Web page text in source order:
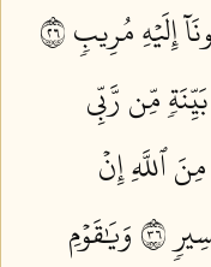
إِلَيۡهِ مُرِيبٖ ٦٢
مِّن رَّبِّي
ٱللَّهِ إِنۡ
٦٣
وَيَٰقَوۡمِ